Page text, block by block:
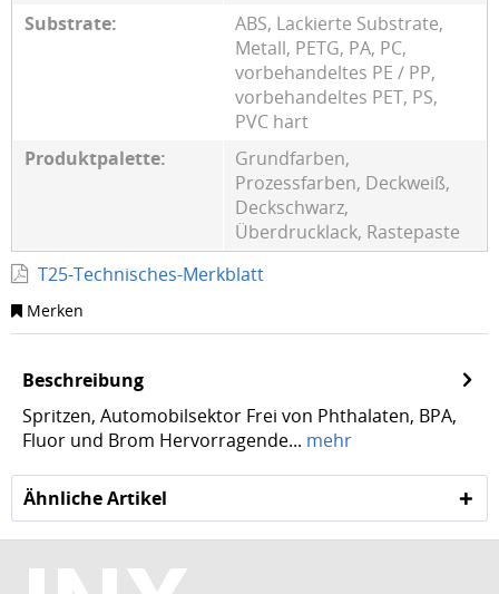
Substrate:
ABS, Lackierte Substrate,
Metall, PETG, PA, PC,
vorbehandeltes PE / PP,
vorbehandeltes PET, PS,
PVC hart
Produktpalette:
Grundfarben,
Prozessfarben, Deckweiß,
Deckschwarz,
Überdrucklack, Rastepaste
T25-Technisches-Merkblatt
Merken
Beschreibung
Spritzen, Automobilsektor Frei von Phthalaten, BPA,
Fluor und Brom Hervorragende... mehr
Ähnliche Artikel